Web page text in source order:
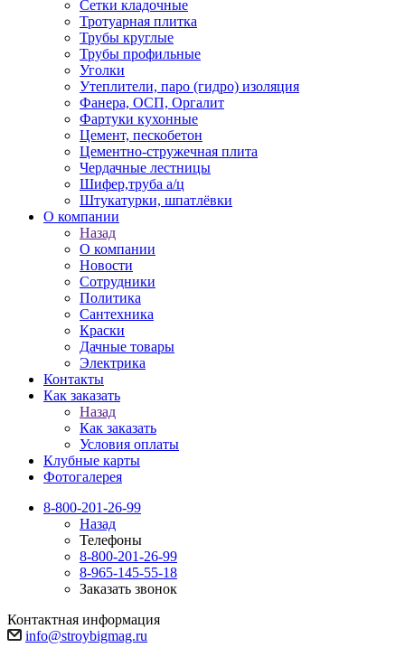
Сетки кладочные
Тротуарная плитка
Трубы круглые
Трубы профильные
Уголки
Утеплители, паро (гидро) изоляция
Фанера, ОСП, Оргалит
Фартуки кухонные
Цемент, пескобетон
Цементно-стружечная плита
Чердачные лестницы
Шифер,труба а/ц
Штукатурки, шпатлёвки
О компании
Назад
О компании
Новости
Сотрудники
Политика
Сантехника
Краски
Дачные товары
Электрика
Контакты
Как заказать
Назад
Как заказать
Условия оплаты
Клубные карты
Фотогалерея
8-800-201-26-99
Назад
Телефоны
8-800-201-26-99
8-965-145-55-18
Заказать звонок
Контактная информация
info@stroybigmag.ru